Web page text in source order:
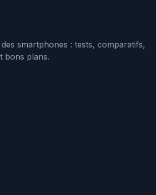
smartphones : tests, comparatifs,
bons plans.